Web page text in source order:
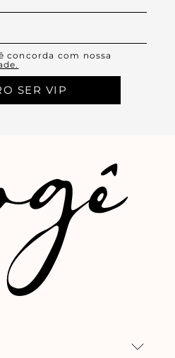
concorda com nossa
SER VIP